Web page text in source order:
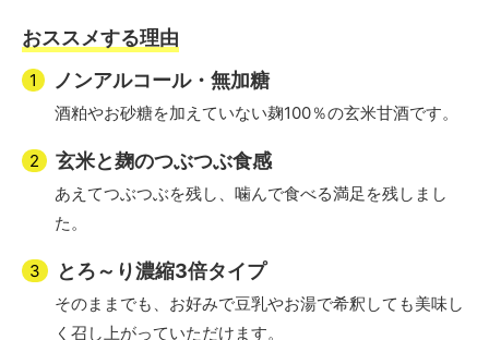
おススメする理由
ノンアルコール・無加糖
酒粕やお砂糖を加えていない麹100％の玄米甘酒です。
玄米と麹のつぶつぶ食感
あえてつぶつぶを残し、噛んで食べる満足を残しまし
た。
とろ～り濃縮3倍タイプ
そのままでも、お好みで豆乳やお湯で希釈しても美味し
く召し上がっていただけます。